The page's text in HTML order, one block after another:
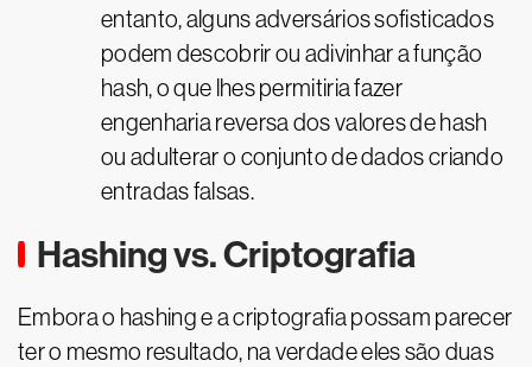
entanto, alguns adversários sofisticados
podem descobrir ou adivinhar a função
hash, o que lhes permitiria fazer
engenharia reversa dos valores de hash
ou adulterar o conjunto de dados criando
entradas falsas.
Hashing vs. Criptografia
Embora o hashing e a criptografia possam parecer
ter o mesmo resultado, na verdade eles são duas